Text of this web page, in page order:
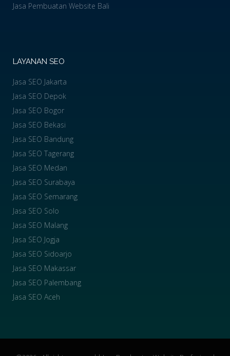
Jasa Pembuatan Website Bali
LAYANAN SEO
Jasa SEO Jakarta
Jasa SEO Depok
Jasa SEO Bogor
Jasa SEO Bekasi
Jasa SEO Bandung
Jasa SEO Tagerang
Jasa SEO Medan
Jasa SEO Surabaya
Jasa SEO Semarang
Jasa SEO Solo
Jasa SEO Malang
Jasa SEO Jogja
Jasa SEO Sidoarjo
Jasa SEO Makassar
Jasa SEO Palembang
Jasa SEO Aceh